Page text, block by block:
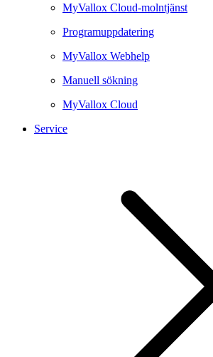
MyVallox Cloud-molntjänst
Programuppdatering
MyVallox Webhelp
Manuell sökning
MyVallox Cloud
Service